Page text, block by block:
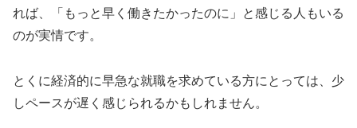
れば、「もっと早く働きたかったのに」と感じる人もいる
のが実情です。
とくに経済的に早急な就職を求めている方にとっては、少
しペースが遅く感じられるかもしれません。